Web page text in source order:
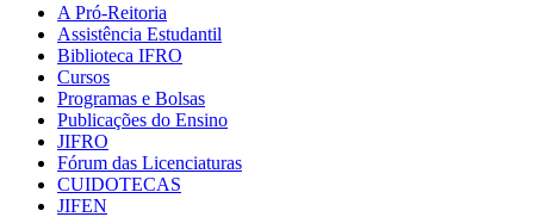
A Pró-Reitoria
Assistência Estudantil
Biblioteca IFRO
Cursos
Programas e Bolsas
Publicações do Ensino
JIFRO
Fórum das Licenciaturas
CUIDOTECAS
JIFEN